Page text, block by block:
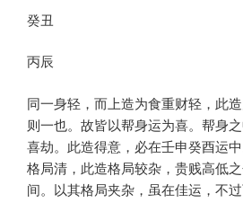
癸丑
丙辰
同一身轻，而上造为食重财轻，此
则一也。故皆以帮身运为喜。帮身
喜劫。此造得意，必在壬申癸酉运
格局清，此造格局较杂，贵贱高低
间。以其格局夹杂，虽在佳运，不过